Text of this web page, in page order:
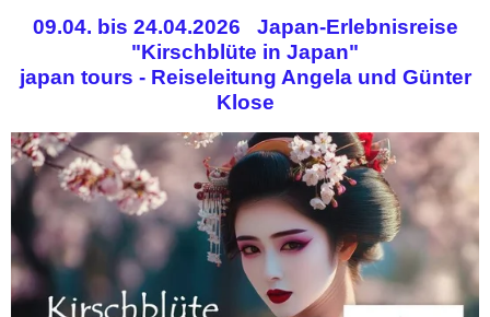
09.04. bis 24.04.2026 Japan-Erlebnisreise
"Kirschblüte in Japan"
japan tours - Reiseleitung Angela und Günter
Klose